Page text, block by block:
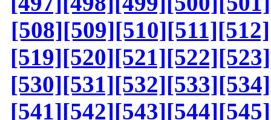
[508][509][510][511][512]
[519][520][521][522][523]
[530][531][532][533][534]
[541][542][543][544][545]